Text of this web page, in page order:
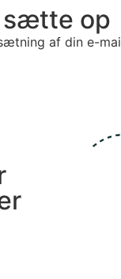
sætte op
af din e-